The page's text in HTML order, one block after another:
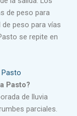
de peso para
peso para vías
se repite en
Pasto?
de lluvia
parciales.